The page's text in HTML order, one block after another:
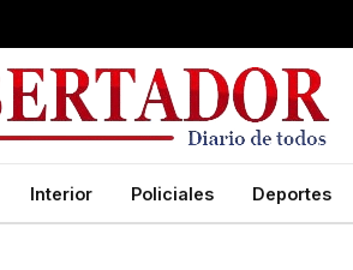
Interior Policiales Deportes